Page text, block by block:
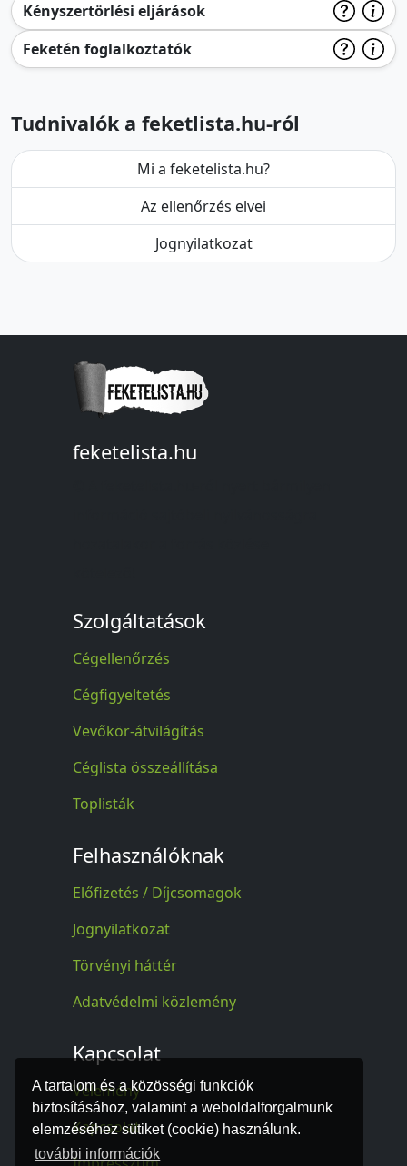
A tartalom és a közösségi funkciók
biztosításához, valamint a weboldalforgalmunk
elemzéséhez sütiket (cookie) használunk.
további információk
Kényszertörlési eljárások
Feketén foglalkoztatók
Tudnivalók a feketlista.hu-ról
Mi a feketelista.hu?
Az ellenőrzés elvei
Jognyilatkozat
feketelista.hu
Szolgáltatások
Cégellenőrzés
Cégfigyeltetés
Vevőkör-átvilágítás
Céglista összeállítása
Toplisták
Felhasználóknak
Előfizetés / Díjcsomagok
Jognyilatkozat
Törvényi háttér
Adatvédelmi közlemény
Kapcsolat
Vélemény
Kapcsolat